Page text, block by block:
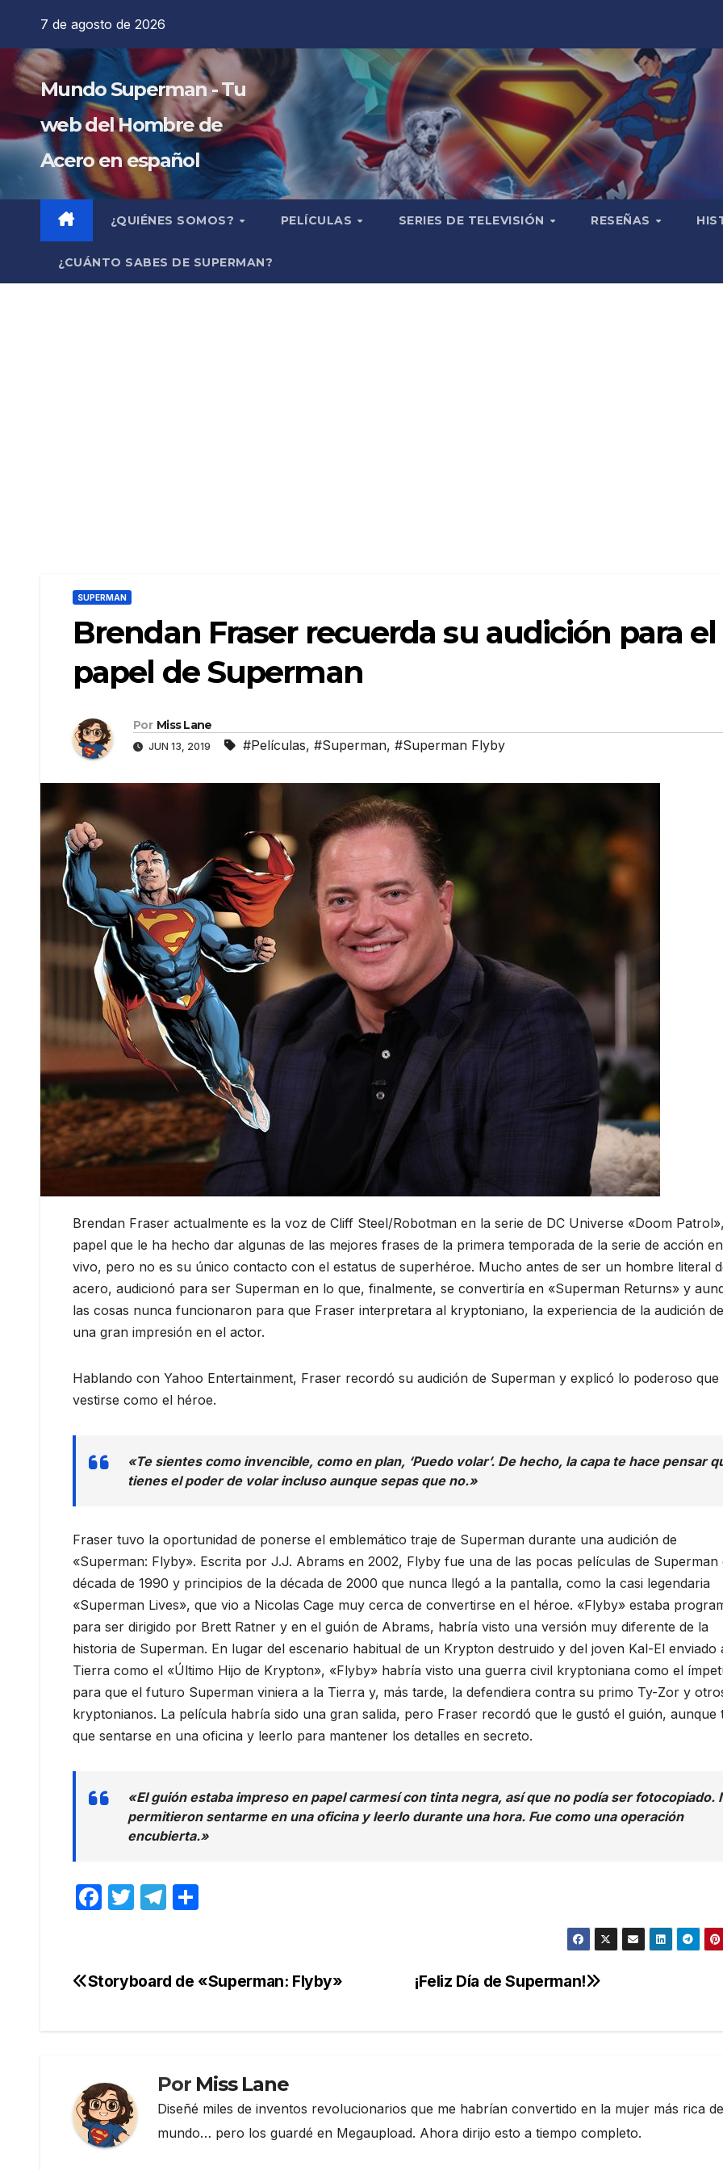
contenido
7 de agosto de 2026
Mundo Superman - Tu
web del Hombre de
Acero en español
¿QUIÉNES SOMOS? PELÍCULAS SERIES DE TELEVISIÓN RESEÑAS
¿CUÁNTO SABES DE SUPERMAN?
SUPERMAN
Brendan Fraser recuerda su audición para el
papel de Superman
Por Miss Lane
JUN 13, 2019 #Películas, #Superman, #Superman Flyby
Brendan Fraser actualmente es la voz de Cliff Steel/Robotman en la serie de DC Universe «Doom
papel que le ha hecho dar algunas de las mejores frases de la primera temporada de la serie de acción en
vivo, pero no es su único contacto con el estatus de superhéroe. Mucho antes de ser un hombre literal
acero, audicionó para ser Superman en lo que, finalmente, se convertiría en «Superman Returns» y
las cosas nunca funcionaron para que Fraser interpretara al kryptoniano, la experiencia de la audición
una gran impresión en el actor.
Hablando con Yahoo Entertainment, Fraser recordó su audición de Superman y explicó lo poderoso que
vestirse como el héroe.
«Te sientes como invencible, como en plan, ‘Puedo volar’. De hecho, la capa te hace pensar
tienes el poder de volar incluso aunque sepas que no.»
Fraser tuvo la oportunidad de ponerse el emblemático traje de Superman durante una audición de
«Superman: Flyby». Escrita por J.J. Abrams en 2002, Flyby fue una de las pocas películas de Superman
década de 1990 y principios de la década de 2000 que nunca llegó a la pantalla, como la casi legendaria
«Superman Lives», que vio a Nicolas Cage muy cerca de convertirse en el héroe. «Flyby» estaba
para ser dirigido por Brett Ratner y en el guión de Abrams, habría visto una versión muy diferente de la
historia de Superman. En lugar del escenario habitual de un Krypton destruido y del joven Kal-El enviado
Tierra como el «Último Hijo de Krypton», «Flyby» habría visto una guerra civil kryptoniana como el
para que el futuro Superman viniera a la Tierra y, más tarde, la defendiera contra su primo Ty-Zor y
kryptonianos. La película habría sido una gran salida, pero Fraser recordó que le gustó el guión, aunque
que sentarse en una oficina y leerlo para mantener los detalles en secreto.
«El guión estaba impreso en papel carmesí con tinta negra, así que no podía ser fotocopiado.
permitieron sentarme en una oficina y leerlo durante una hora. Fue como una operación
encubierta.»
F
e
k
T
er
T
gr p
Navegación
¡Feliz Día de Superman!
Storyboard de «Superman: Flyby»
Por Miss Lane
Diseñé miles de inventos revolucionarios que me habrían convertido en la mujer más rica
mundo… pero los guardé en Megaupload. Ahora dirijo esto a tiempo completo.